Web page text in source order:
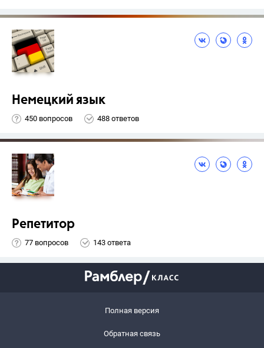
Немецкий язык
450 вопросов 488 ответов
Репетитор
77 вопросов 143 ответа
Полная версия
Обратная связь